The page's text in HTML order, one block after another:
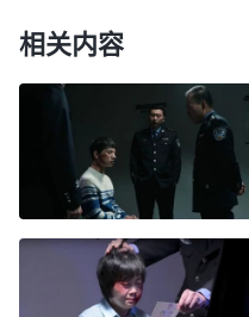
回以先为我在地上作见
神向全宇的说话・第三十
造之物，神造我们的意
百合花能够在山间绽放
它尽到了受造之物的职
忠于神，在撒但面前为
拜神遭受羞辱、迫害
相关内容